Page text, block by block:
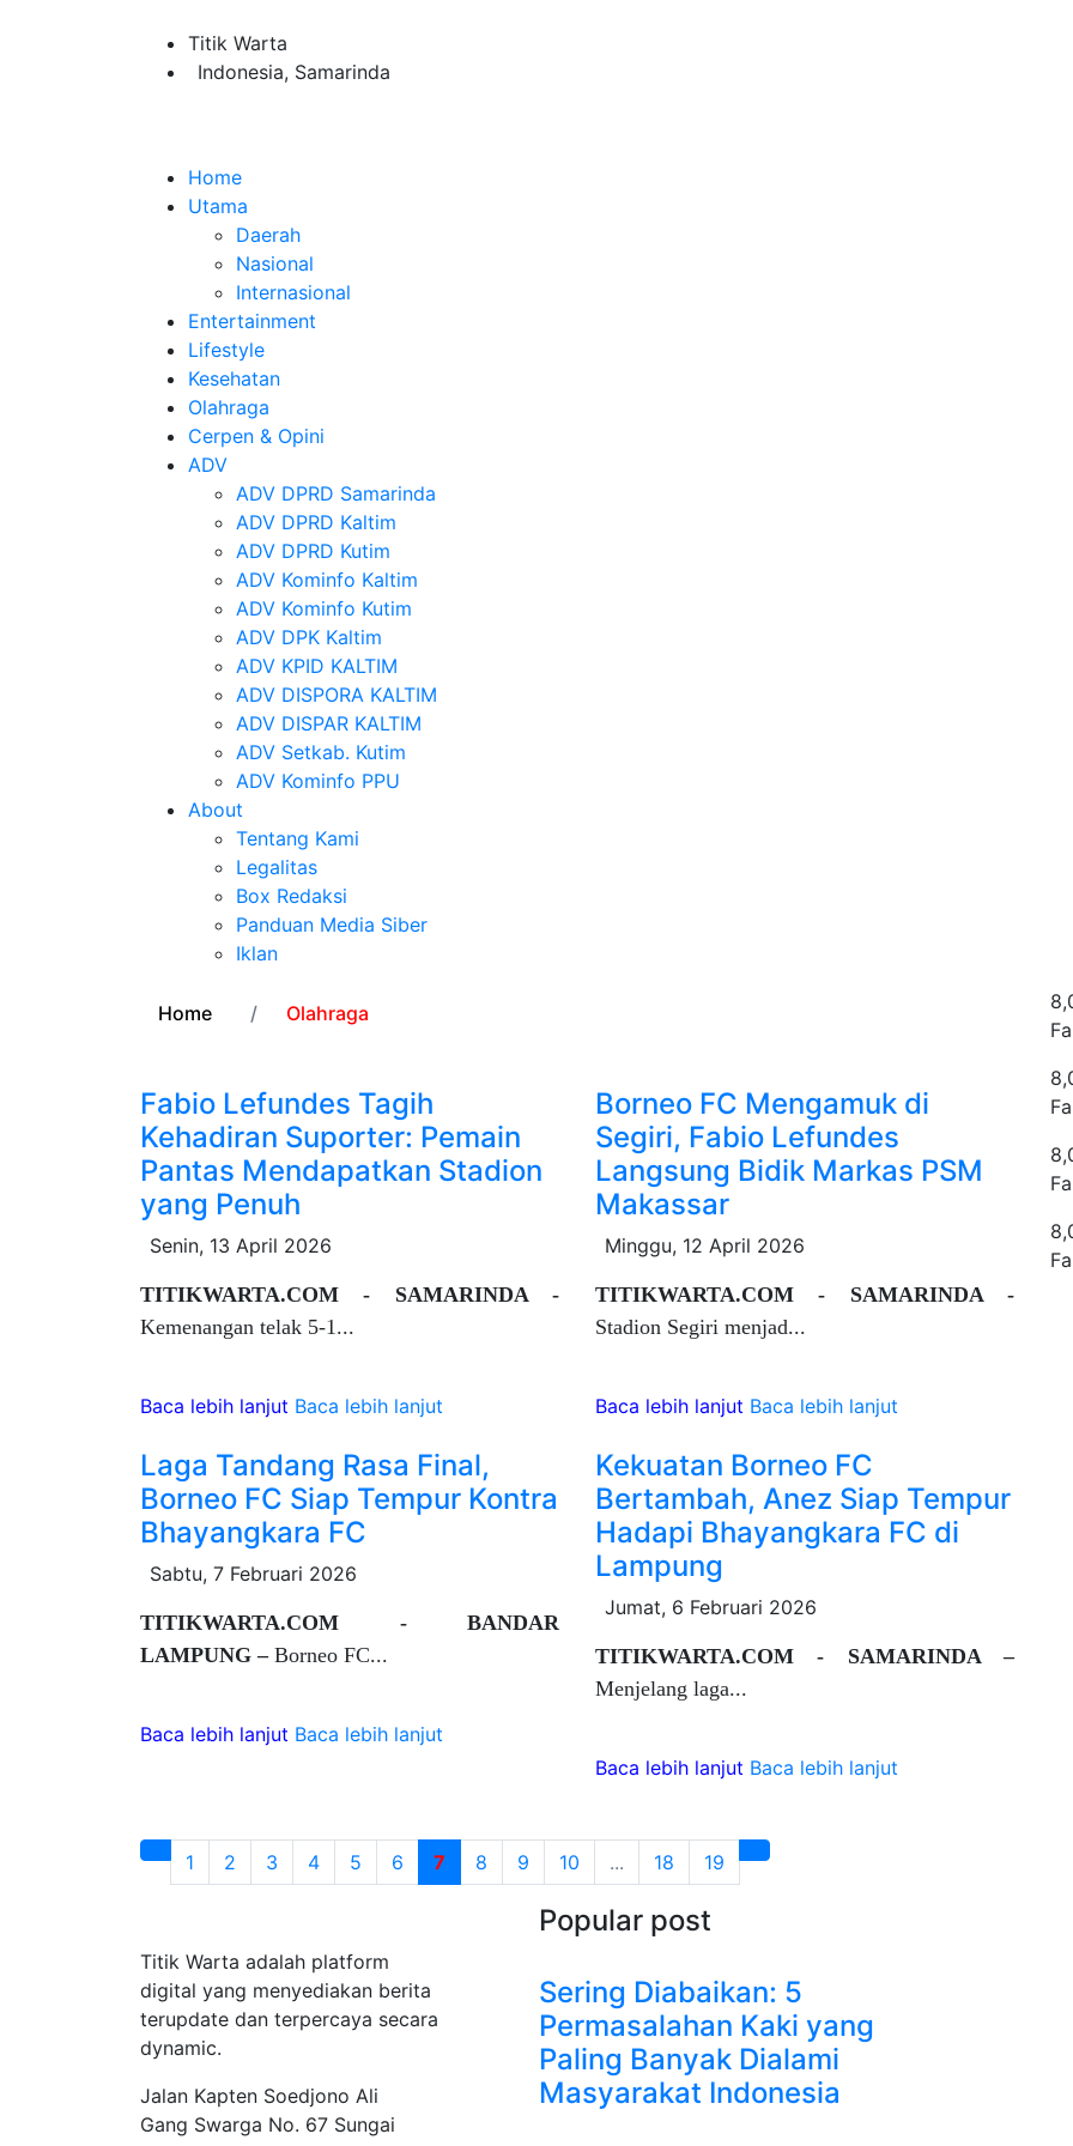
Titik Warta
Indonesia, Samarinda
Home
Utama
Daerah
Nasional
Internasional
Entertainment
Lifestyle
Kesehatan
Olahraga
Cerpen & Opini
ADV
ADV DPRD Samarinda
ADV DPRD Kaltim
ADV DPRD Kutim
ADV Kominfo Kaltim
ADV Kominfo Kutim
ADV DPK Kaltim
ADV KPID KALTIM
ADV DISPORA KALTIM
ADV DISPAR KALTIM
ADV Setkab. Kutim
ADV Kominfo PPU
About
Tentang Kami
Legalitas
Box Redaksi
Panduan Media Siber
Iklan
Home Olahraga
Fabio Lefundes Tagih
Kehadiran Suporter: Pemain
Pantas Mendapatkan Stadion
yang Penuh
Senin, 13 April 2026
TITIKWARTA.COM - SAMARINDA -
Kemenangan telak 5-1...
Baca lebih lanjut Baca lebih lanjut
Borneo FC Mengamuk di
Segiri, Fabio Lefundes
Langsung Bidik Markas PSM
Makassar
Minggu, 12 April 2026
TITIKWARTA.COM - SAMARINDA -
Stadion Segiri menjad...
Baca lebih lanjut Baca lebih lanjut
Laga Tandang Rasa Final,
Borneo FC Siap Tempur Kontra
Bhayangkara FC
Sabtu, 7 Februari 2026
TITIKWARTA.COM - BANDAR
LAMPUNG – Borneo FC...
Baca lebih lanjut Baca lebih lanjut
Kekuatan Borneo FC
Bertambah, Anez Siap Tempur
Hadapi Bhayangkara FC di
Lampung
Jumat, 6 Februari 2026
TITIKWARTA.COM - SAMARINDA –
Menjelang laga...
Baca lebih lanjut Baca lebih lanjut
1 2 3 4 5 6 7 8 9 10 ... 18 19
Titik Warta adalah platform
digital yang menyediakan berita
terupdate dan terpercaya secara
dynamic.
Jalan Kapten Soedjono Ali
Gang Swarga No. 67 Sungai
Popular post
Sering Diabaikan: 5
Permasalahan Kaki yang
Paling Banyak Dialami
Masyarakat Indonesia